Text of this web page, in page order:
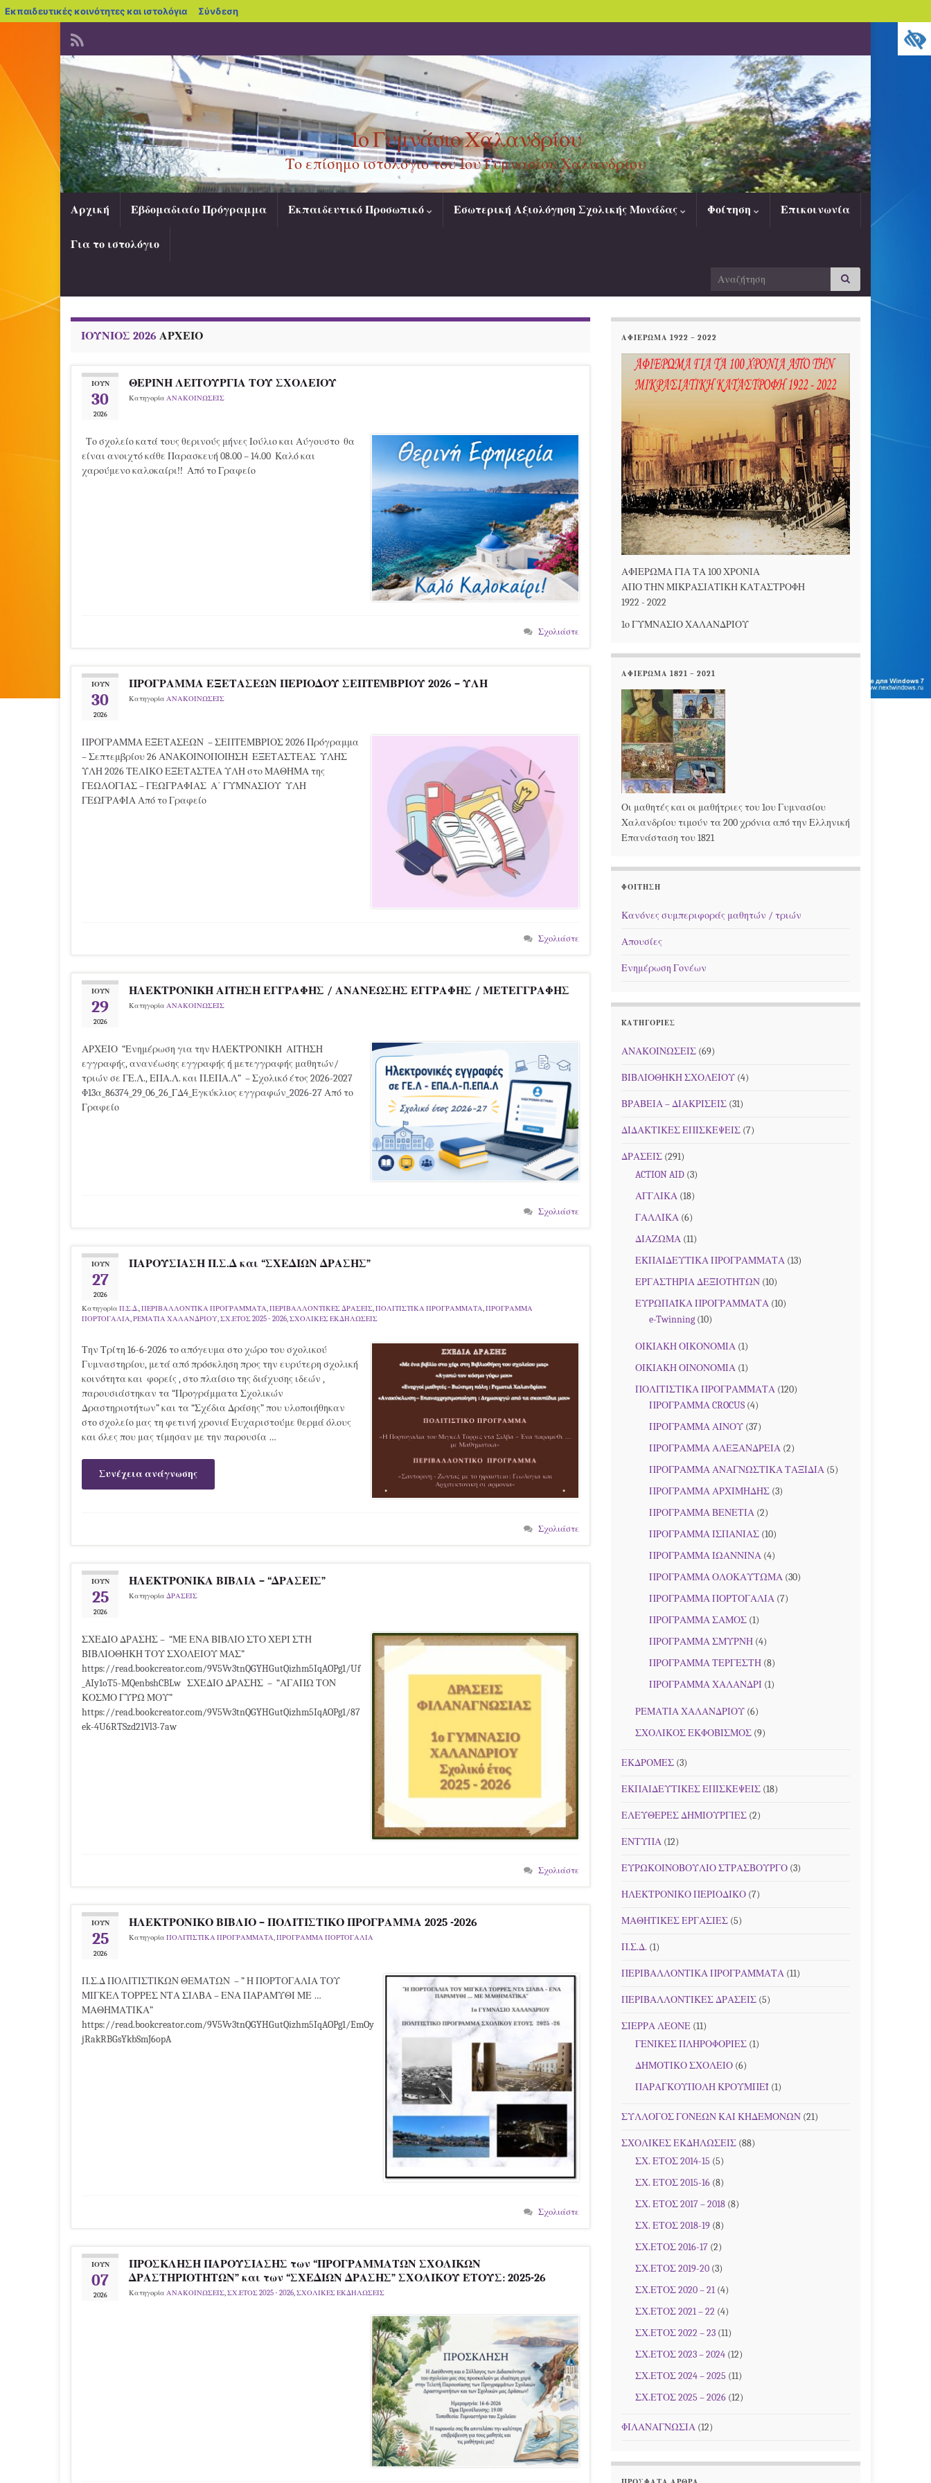
Εκπαιδευτικές κοινότητες και ιστολόγια blogs.sch.gr
Σύνδεση
1ο Γυμνάσιο Χαλανδρίου
Το επίσημο ιστολόγιο του 1ου Γυμνασίου Χαλανδρίου
Αρχική Εβδομαδιαίο Πρόγραμμα Εκπαιδευτικό Προσωπικό Εσωτερική Αξιολόγηση Σχολικής Μονάδας Φοίτηση Επικοινωνία
Για το ιστολόγιο
for:
ΙΟΎΝΙΟΣ 2026 ΑΡΧΕΊΟ
ΙΟΎΝ
30
2026
ΘΕΡΙΝΗ ΛΕΙΤΟΥΡΓΙΑ ΤΟΥ ΣΧΟΛΕΙΟΥ
Κατηγορία ΑΝΑΚΟΙΝΩΣΕΙΣ
Το σχολείο κατά τους θερινούς μήνες Ιούλιο και Αύγουστο θα
είναι ανοιχτό κάθε Παρασκευή 08.00 – 14.00 Καλό και
χαρούμενο καλοκαίρι!! Από το Γραφείο
Σχολιάστε
ΙΟΎΝ
30
2026
ΠΡΟΓΡΑΜΜΑ ΕΞΕΤΑΣΕΩΝ ΠΕΡΙΟΔΟΥ ΣΕΠΤEΜΒΡΙΟΥ 2026 – ΥΛΗ
Κατηγορία ΑΝΑΚΟΙΝΩΣΕΙΣ
ΠΡΟΓΡΑΜΜΑ ΕΞΕΤΑΣΕΩΝ – ΣΕΠΤΕΜΒΡΙΟΣ 2026 Πρόγραμμα
– Σεπτεμβρίου 26 ΑΝΑΚΟΙΝΟΠΟΙΗΣΗ ΕΞΕΤΑΣΤΕΑΣ ΥΛΗΣ
ΥΛΗ 2026 ΤΕΛΙΚΟ ΕΞΕΤΑΣΤΕΑ ΥΛΗ στο ΜΑΘΗΜΑ της
ΓΕΩΛΟΓΙΑΣ – ΓΕΩΓΡΑΦΙΑΣ Α΄ ΓΥΜΝΑΣΙΟΥ ΥΛΗ
ΓΕΩΓΡΑΦΙΑ Από το Γραφείο
Σχολιάστε
ΙΟΎΝ
29
2026
ΗΛΕΚΤΡΟΝΙΚΗ ΑΙΤΗΣΗ ΕΓΓΡΑΦΗΣ / ΑΝΑΝΕΩΣΗΣ ΕΓΓΡΑΦΗΣ / ΜΕΤΕΓΓΡΑΦΗΣ
Κατηγορία ΑΝΑΚΟΙΝΩΣΕΙΣ
ΑΡΧΕΙΟ “Ενημέρωση για την ΗΛΕΚΤΡΟΝΙΚΗ ΑΙΤΗΣΗ
εγγραφής, ανανέωσης εγγραφής ή μετεγγραφής μαθητών/
τριών σε ΓΕ.Λ., ΕΠΑ.Λ. και Π.ΕΠΑ.Λ” – Σχολικό έτος 2026-2027
Φ13α_86374_29_06_26_ΓΔ4_Εγκύκλιος εγγραφών_2026-27 Από το
Γραφείο
Σχολιάστε
ΙΟΎΝ
27
2026
ΠΑΡΟΥΣΙΑΣΗ Π.Σ.Δ και “ΣΧΕΔΙΩΝ ΔΡΑΣΗΣ”
Κατηγορία Π.Σ.Δ.,ΠΕΡΙΒΑΛΛΟΝΤΙΚΑ ΠΡΟΓΡΑΜΜΑΤΑ,ΠΕΡΙΒΑΛΛΟΝΤΙΚΕΣ ΔΡΑΣΕΙΣ,ΠΟΛΙΤΙΣΤΙΚΑ ΠΡΟΓΡΑΜΜΑΤΑ,ΠΡΟΓΡΑΜΜΑ
ΠΟΡΤΟΓΑΛΙΑ,ΡΕΜΑΤΙΑ ΧΑΛΑΝΔΡΙΟΥ,ΣΧ.ΕΤΟΣ 2025 - 2026,ΣΧΟΛΙΚΕΣ ΕΚΔΗΛΩΣΕΙΣ
Την Τρίτη 16-6-2026 το απόγευμα στο χώρο του σχολικού
Γυμναστηρίου, μετά από πρόσκληση προς την ευρύτερη σχολική
κοινότητα και φορείς , στο πλαίσιο της διάχυσης ιδεών ,
παρουσιάστηκαν τα “Προγράμματα Σχολικών
Δραστηριοτήτων” και τα “Σχέδια Δράσης” που υλοποιήθηκαν
στο σχολείο μας τη φετινή χρονιά Ευχαριστούμε θερμά όλους
και όλες που μας τίμησαν με την παρουσία …
Συνέχεια ανάγνωσης
Σχολιάστε
ΙΟΎΝ
25
2026
ΗΛΕΚΤΡΟΝΙΚΑ ΒΙΒΛΙΑ – “ΔΡΑΣΕΙΣ”
Κατηγορία ΔΡΑΣΕΙΣ
ΣΧΕΔΙΟ ΔΡΑΣΗΣ – “ΜΕ ΕΝΑ ΒΙΒΛΙΟ ΣΤΟ ΧΕΡΙ ΣΤΗ
ΒΙΒΛΙΟΘΗΚΗ ΤΟΥ ΣΧΟΛΕΙΟΥ ΜΑΣ”
https://read.bookcreator.com/9V5Vv3tnQGYHGutQizhm5IqAOPg1/Uf
_AIy1oT5-MQenbshCBLw ΣΧΕΔΙΟ ΔΡΑΣΗΣ – “ΑΓΑΠΩ ΤΟΝ
ΚΟΣΜΟ ΓΥΡΩ ΜΟΥ”
https://read.bookcreator.com/9V5Vv3tnQGYHGutQizhm5IqAOPg1/87
ek-4U6RTSzd21Vl3-7aw
Σχολιάστε
ΙΟΎΝ
25
2026
ΗΛΕΚΤΡΟΝΙΚΟ ΒΙΒΛΙΟ – ΠΟΛΙΤΙΣΤΙΚΟ ΠΡΟΓΡΑΜΜΑ 2025 -2026
Κατηγορία ΠΟΛΙΤΙΣΤΙΚΑ ΠΡΟΓΡΑΜΜΑΤΑ,ΠΡΟΓΡΑΜΜΑ ΠΟΡΤΟΓΑΛΙΑ
Π.Σ.Δ ΠΟΛΙΤΙΣΤΙΚΩΝ ΘΕΜΑΤΩΝ – ” Η ΠΟΡΤΟΓΑΛΙΑ ΤΟΥ
ΜΙΓΚΕΛ ΤΟΡΡΕΣ ΝΤΑ ΣΙΛΒΑ – ΕΝΑ ΠΑΡΑΜΥΘΙ ΜΕ …
ΜΑΘΗΜΑΤΙΚΑ”
https://read.bookcreator.com/9V5Vv3tnQGYHGutQizhm5IqAOPg1/EmOy
jRakRBGsYkbSmJ6opA
Σχολιάστε
ΙΟΎΝ
07
2026
ΠΡΟΣΚΛΗΣΗ ΠΑΡΟΥΣΙΑΣΗΣ των “ΠΡΟΓΡΑΜΜΑΤΩΝ ΣΧΟΛΙΚΩΝ
ΔΡΑΣΤΗΡΙΟΤΗΤΩΝ” και των “ΣΧΕΔΙΩΝ ΔΡΑΣΗΣ” ΣΧΟΛΙΚΟΥ ΕΤΟΥΣ: 2025-26
Κατηγορία ΑΝΑΚΟΙΝΩΣΕΙΣ,ΣΧ.ΕΤΟΣ 2025 - 2026,ΣΧΟΛΙΚΕΣ ΕΚΔΗΛΩΣΕΙΣ
ΑΦΙΕΡΩΜΑ 1922 – 2022
ΑΦΙΕΡΩΜΑ ΓΙΑ ΤΑ 100 ΧΡΟΝΙΑ
ΑΠΟ ΤΗΝ ΜΙΚΡΑΣΙΑΤΙΚΗ ΚΑΤΑΣΤΡΟΦΗ
1922 - 2022
1ο ΓΥΜΝΑΣΙΟ ΧΑΛΑΝΔΡΙΟΥ
ΑΦΙΕΡΩΜΑ 1821 – 2021
Οι μαθητές και οι μαθήτριες του 1ου Γυμνασίου
Χαλανδρίου τιμούν τα 200 χρόνια από την Ελληνική
Επανάσταση του 1821
ΦΟΊΤΗΣΗ
Κανόνες συμπεριφοράς μαθητών / τριών
Απουσίες
Ενημέρωση Γονέων
KΑΤΗΓΟΡΊΕΣ
ΑΝΑΚΟΙΝΩΣΕΙΣ (69)
ΒΙΒΛΙΟΘΗΚΗ ΣΧΟΛΕΙΟΥ (4)
ΒΡΑΒΕΙΑ – ΔΙΑΚΡΙΣΕΙΣ (31)
ΔΙΔΑΚΤΙΚΕΣ ΕΠΙΣΚΕΨΕΙΣ (7)
ΔΡΑΣΕΙΣ (291)
ACTION AID (3)
ΑΓΓΛΙΚΑ (18)
ΓΑΛΛΙΚΑ (6)
ΔΙΑΖΩΜΑ (11)
ΕΚΠΑΙΔΕΥΤΙΚΑ ΠΡΟΓΡΑΜΜΑΤΑ (13)
ΕΡΓΑΣΤΗΡΙΑ ΔΕΞΙΟΤΗΤΩΝ (10)
ΕΥΡΩΠΑΪΚΑ ΠΡΟΓΡΑΜΜΑΤΑ (10)
e-Twinning (10)
ΟΙΚΙΑΚΗ ΟΙΚΟΝΟΜΙΑ (1)
ΟΙΚΙΑΚΗ ΟΙΝΟΝΟΜΙΑ (1)
ΠΟΛΙΤΙΣΤΙΚΑ ΠΡΟΓΡΑΜΜΑΤΑ (120)
ΠΡΟΓΡΑΜΜΑ CROCUS (4)
ΠΡΟΓΡΑΜΜΑ ΑΙΝΟΥ (37)
ΠΡΟΓΡΑΜΜΑ ΑΛΕΞΑΝΔΡΕΙΑ (2)
ΠΡΟΓΡΑΜΜΑ ΑΝΑΓΝΩΣΤΙΚΑ ΤΑΞΙΔΙΑ (5)
ΠΡΟΓΡΑΜΜΑ ΑΡΧΙΜΗΔΗΣ (3)
ΠΡΟΓΡΑΜΜΑ ΒΕΝΕΤΙΑ (2)
ΠΡΟΓΡΑΜΜΑ ΙΣΠΑΝΙΑΣ (10)
ΠΡΟΓΡΑΜΜΑ ΙΩΑΝΝΙΝΑ (4)
ΠΡΟΓΡΑΜΜΑ ΟΛΟΚΑΥΤΩΜΑ (30)
ΠΡΟΓΡΑΜΜΑ ΠΟΡΤΟΓΑΛΙΑ (7)
ΠΡΟΓΡΑΜΜΑ ΣΑΜΟΣ (1)
ΠΡΟΓΡΑΜΜΑ ΣΜΥΡΝΗ (4)
ΠΡΟΓΡΑΜΜΑ ΤΕΡΓΕΣΤΗ (8)
ΠΡΟΓΡΑΜΜΑ ΧΑΛΑΝΔΡΙ (1)
ΡΕΜΑΤΙΑ ΧΑΛΑΝΔΡΙΟΥ (6)
ΣΧΟΛΙΚΟΣ ΕΚΦΟΒΙΣΜΟΣ (9)
ΕΚΔΡΟΜΕΣ (3)
ΕΚΠΑΙΔΕΥΤΙΚΕΣ ΕΠΙΣΚΕΨΕΙΣ (18)
ΕΛΕΥΘΕΡΕΣ ΔΗΜΙΟΥΡΓΙΕΣ (2)
ΕΝΤΥΠΑ (12)
ΕΥΡΩΚΟΙΝΟΒΟΥΛΙΟ ΣΤΡΑΣΒΟΥΡΓΟ (3)
ΗΛΕΚΤΡΟΝΙΚΟ ΠΕΡΙΟΔΙΚΟ (7)
ΜΑΘΗΤΙΚΕΣ ΕΡΓΑΣΙΕΣ (5)
Π.Σ.Δ. (1)
ΠΕΡΙΒΑΛΛΟΝΤΙΚΑ ΠΡΟΓΡΑΜΜΑΤΑ (11)
ΠΕΡΙΒΑΛΛΟΝΤΙΚΕΣ ΔΡΑΣΕΙΣ (5)
ΣΙΕΡΡΑ ΛΕΟΝΕ (11)
ΓΕΝΙΚΕΣ ΠΛΗΡΟΦΟΡΙΕΣ (1)
ΔΗΜΟΤΙΚΟ ΣΧΟΛΕΙΟ (6)
ΠΑΡΑΓΚΟΥΠΟΛΗ ΚΡΟΥΜΠΕΪ (1)
ΣΥΛΛΟΓΟΣ ΓΟΝΕΩΝ ΚΑΙ ΚΗΔΕΜΟΝΩΝ (21)
ΣΧΟΛΙΚΕΣ ΕΚΔΗΛΩΣΕΙΣ (88)
ΣΧ. ΕΤΟΣ 2014-15 (5)
ΣΧ. ΕΤΟΣ 2015-16 (8)
ΣΧ. ΕΤΟΣ 2017 – 2018 (8)
ΣΧ. ΕΤΟΣ 2018-19 (8)
ΣΧ.ΕΤΟΣ 2016-17 (2)
ΣΧ.ΕΤΟΣ 2019-20 (3)
ΣΧ.ΕΤΟΣ 2020 – 21 (4)
ΣΧ.ΕΤΟΣ 2021 – 22 (4)
ΣΧ.ΕΤΟΣ 2022 – 23 (11)
ΣΧ.ΕΤΟΣ 2023 – 2024 (12)
ΣΧ.ΕΤΟΣ 2024 – 2025 (11)
ΣΧ.ΕΤΟΣ 2025 – 2026 (12)
ΦΙΛΑΝΑΓΝΩΣΙΑ (12)